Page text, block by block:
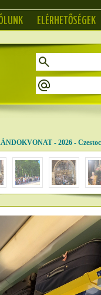
ELÉRHETŐSÉGEK
- 2026 -